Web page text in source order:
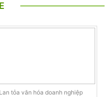
tỏa văn hóa doanh nghiệp